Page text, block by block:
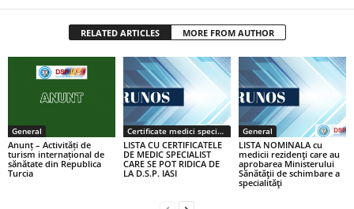
RELATED ARTICLES MORE FROM AUTHOR
General
Anunț – Activități de
turism internațional de
sănătate din Republica
Turcia
Certificate medici specialiști / primari
LISTA CU CERTIFICATELE
DE MEDIC SPECIALIST
CARE SE POT RIDICA DE
LA D.S.P. IASI
General
LISTA NOMINALA cu
medicii rezidenţi care au
aprobarea Ministerului
Sănătăţii de schimbare a
specialităţi